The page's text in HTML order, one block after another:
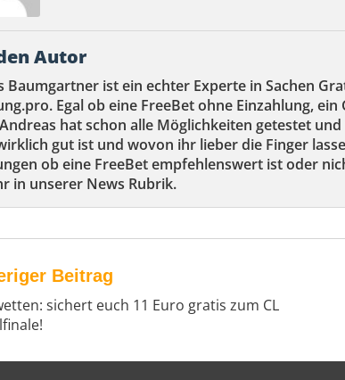
Autor
Baumgartner ist ein echter Experte in Sachen
Egal ob eine FreeBet ohne Einzahlung,
hat schon alle Möglichkeiten getestet
gut ist und wovon ihr lieber die Finger
ob eine FreeBet empfehlenswert ist oder
in unserer News Rubrik.
Beitrag
sichert euch 11 Euro gratis zum CL